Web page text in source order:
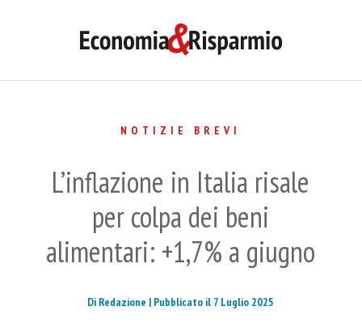
NOTIZIE BREVI
L’inflazione in Italia risale
per colpa dei beni
alimentari: +1,7% a giugno
Di Redazione | Pubblicato il 7 Luglio 2025